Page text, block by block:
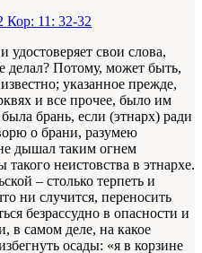
Кор: 11: 32-32
удостоверяет свои слова,
делал? Потому, может быть,
указанное прежде,
и все прочее, было им
брань, если (этнарх) ради
о брани, разумею
дышал таким огнем
неистовства в этнархе.
– столько терпеть и
ни случится, переносить
безрассудно в опасности и
в самом деле, на какое
осады: «я в корзине